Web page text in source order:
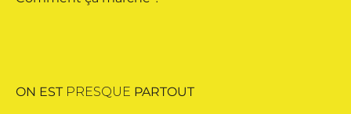
ON EST PRESQUE PARTOUT